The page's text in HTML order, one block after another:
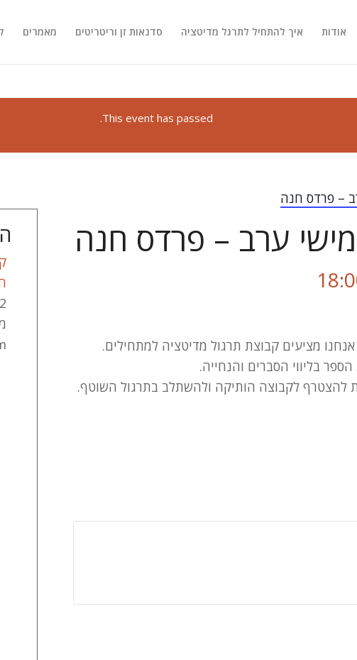
אודות איך להתחיל לתרגל מדיטציה סדנאות זן וריטריטים מאמרים
This event has passed.
– פרדס חנה
ערב – פרדס חנה
מציעים קבוצת תרגול מדיטציה למתחילים.
בליווי הסברים והנחייה.
להצטרף לקבוצה הותיקה ולהשתלב בתרגול השוטף.